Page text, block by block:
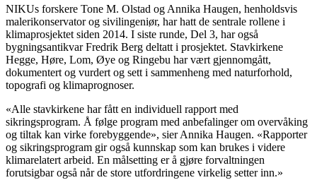
NIKUs forskere Tone M. Olstad og Annika Haugen, henholdsvis
malerikonservator og sivilingeniør, har hatt de sentrale rollene i
klimaprosjektet siden 2014. I siste runde, Del 3, har også
bygningsantikvar Fredrik Berg deltatt i prosjektet. Stavkirkene
Hegge, Høre, Lom, Øye og Ringebu har vært gjennomgått,
dokumentert og vurdert og sett i sammenheng med naturforhold,
topografi og klimaprognoser.
«Alle stavkirkene har fått en individuell rapport med
sikringsprogram. Å følge program med anbefalinger om overvåking
og tiltak kan virke forebyggende», sier Annika Haugen. «Rapporter
og sikringsprogram gir også kunnskap som kan brukes i videre
klimarelatert arbeid. En målsetting er å gjøre forvaltningen
forutsigbar også når de store utfordringene virkelig setter inn.»